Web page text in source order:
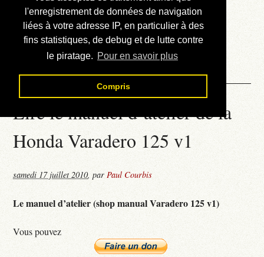
l'enregistrement de données de navigation
liées à votre adresse IP, en particulier à des
fins statistiques, de debug et de lutte contre
le piratage. Pour en savoir plus
Compris
Liens externes
Téléchargement
Contact
Lire le manuel d’atelier de la
Honda Varadero 125 v1
samedi 17 juillet 2010,parPaul Courbis
Le manuel d’atelier (shop manual Varadero 125 v1)
Vous pouvez